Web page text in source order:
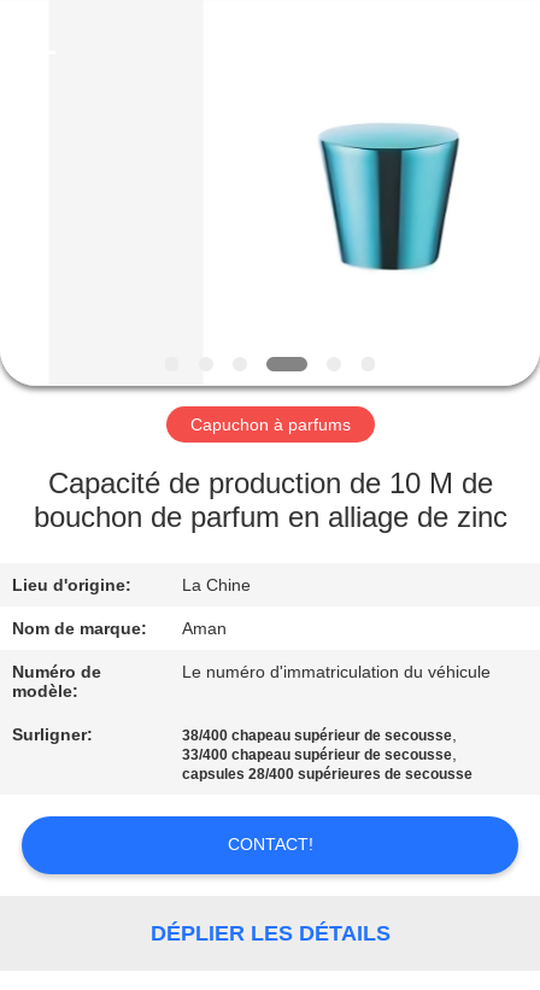
LE
SPECTACLE
DE
NOUS
VISITE
DE
CONTRÔLE
Capuchon à parfums
Capacité de production de 10 M de
bouchon de parfum en alliage de zinc
Lieu d'origine: La Chine
Nom de marque: Aman
Numéro de
modèle:
Le numéro d'immatriculation du véhicule
Surligner: 38/400 chapeau supérieur de secousse,
33/400 chapeau supérieur de secousse,
capsules 28/400 supérieures de secousse
CONTACT!
DÉPLIER LES DÉTAILS